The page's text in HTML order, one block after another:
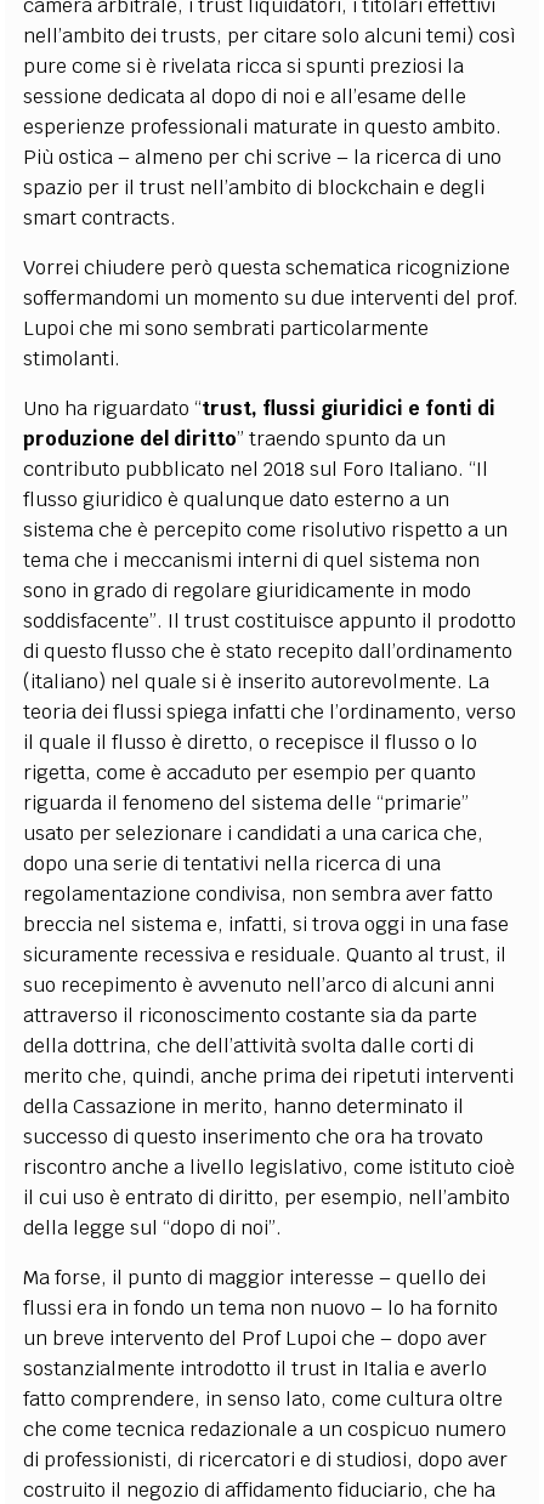
camera arbitrale, i trust liquidatori, i titolari effettivi
nell’ambito dei trusts, per citare solo alcuni temi) così
pure come si è rivelata ricca si spunti preziosi la
sessione dedicata al dopo di noi e all’esame delle
esperienze professionali maturate in questo ambito.
Più ostica – almeno per chi scrive – la ricerca di uno
spazio per il trust nell’ambito di blockchain e degli
smart contracts.
Vorrei chiudere però questa schematica ricognizione
soffermandomi un momento su due interventi del prof.
Lupoi che mi sono sembrati particolarmente
stimolanti.
Uno ha riguardato “trust, flussi giuridici e fonti di
produzione del diritto” traendo spunto da un
contributo pubblicato nel 2018 sul Foro Italiano. “Il
flusso giuridico è qualunque dato esterno a un
sistema che è percepito come risolutivo rispetto a un
tema che i meccanismi interni di quel sistema non
sono in grado di regolare giuridicamente in modo
soddisfacente”. Il trust costituisce appunto il prodotto
di questo flusso che è stato recepito dall’ordinamento
(italiano) nel quale si è inserito autorevolmente. La
teoria dei flussi spiega infatti che l’ordinamento, verso
il quale il flusso è diretto, o recepisce il flusso o lo
rigetta, come è accaduto per esempio per quanto
riguarda il fenomeno del sistema delle “primarie”
usato per selezionare i candidati a una carica che,
dopo una serie di tentativi nella ricerca di una
regolamentazione condivisa, non sembra aver fatto
breccia nel sistema e, infatti, si trova oggi in una fase
sicuramente recessiva e residuale. Quanto al trust, il
suo recepimento è avvenuto nell’arco di alcuni anni
attraverso il riconoscimento costante sia da parte
della dottrina, che dell’attività svolta dalle corti di
merito che, quindi, anche prima dei ripetuti interventi
della Cassazione in merito, hanno determinato il
successo di questo inserimento che ora ha trovato
riscontro anche a livello legislativo, come istituto cioè
il cui uso è entrato di diritto, per esempio, nell’ambito
della legge sul “dopo di noi”.
Ma forse, il punto di maggior interesse – quello dei
flussi era in fondo un tema non nuovo – lo ha fornito
un breve intervento del Prof Lupoi che – dopo aver
sostanzialmente introdotto il trust in Italia e averlo
fatto comprendere, in senso lato, come cultura oltre
che come tecnica redazionale a un cospicuo numero
di professionisti, di ricercatori e di studiosi, dopo aver
costruito il negozio di affidamento fiduciario, che ha